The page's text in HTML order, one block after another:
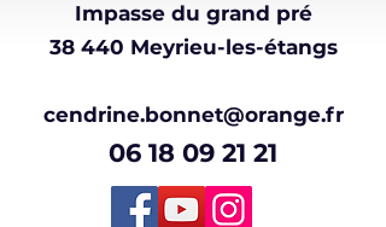
Impasse du grand pré
38 440 Meyrieu-les-étangs
cendrine.bonnet@orange.fr
06 18 09 21 21